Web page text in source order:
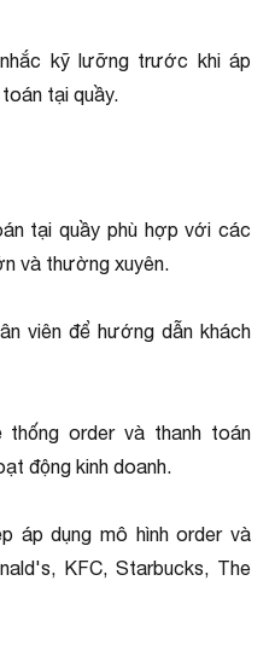
kỹ lưỡng trước khi áp
tại quầy.
tại quầy phù hợp với các
và thường xuyên.
viên để hướng dẫn khách
order và thanh toán
động kinh doanh.
áp dụng mô hình order và
KFC, Starbucks, The